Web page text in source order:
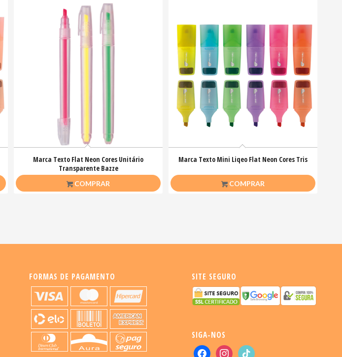
Marca Texto Flat Neon Cores Unitário
Transparente Bazze
COMPRAR
Marca Texto Mini Liqeo Flat Neon Cores Tris
COMPRAR
FORMAS DE PAGAMENTO SITE SEGURO
SIGA-NOS